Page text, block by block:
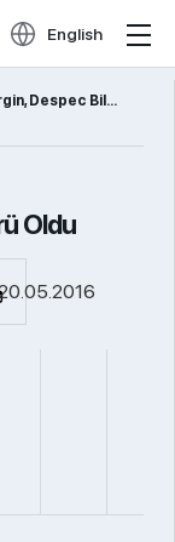
English
Despec Bilgi...
Oldu